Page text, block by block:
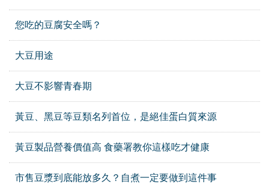
您吃的豆腐安全嗎？
大豆用途
大豆不影響青春期
黃豆、黑豆等豆類名列首位，是絕佳蛋白質來源
黃豆製品營養價值高 食藥署教你這樣吃才健康
市售豆漿到底能放多久？自煮一定要做到這件事